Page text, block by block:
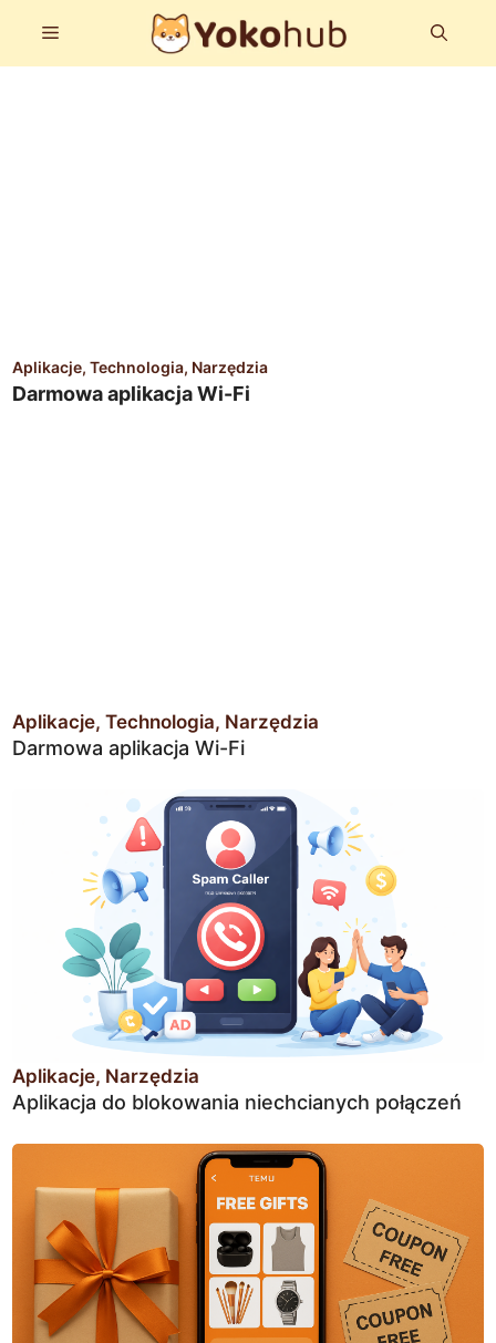
treści
Menu
Aplikacje Technologia Narzędzia
Darmowa aplikacja Wi-Fi
Aplikacje Technologia Narzędzia
Darmowa aplikacja Wi-Fi
Aplikacje Narzędzia
Aplikacja do blokowania niechcianych połączeń